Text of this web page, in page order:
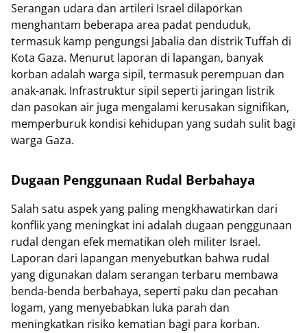
Serangan udara dan artileri Israel dilaporkan
menghantam beberapa area padat penduduk,
termasuk kamp pengungsi Jabalia dan distrik Tuffah di
Kota Gaza. Menurut laporan di lapangan, banyak
korban adalah warga sipil, termasuk perempuan dan
anak-anak. Infrastruktur sipil seperti jaringan listrik
dan pasokan air juga mengalami kerusakan signifikan,
memperburuk kondisi kehidupan yang sudah sulit bagi
warga Gaza.
Dugaan Penggunaan Rudal Berbahaya
Salah satu aspek yang paling mengkhawatirkan dari
konflik yang meningkat ini adalah dugaan penggunaan
rudal dengan efek mematikan oleh militer Israel.
Laporan dari lapangan menyebutkan bahwa rudal
yang digunakan dalam serangan terbaru membawa
benda-benda berbahaya, seperti paku dan pecahan
logam, yang menyebabkan luka parah dan
meningkatkan risiko kematian bagi para korban.